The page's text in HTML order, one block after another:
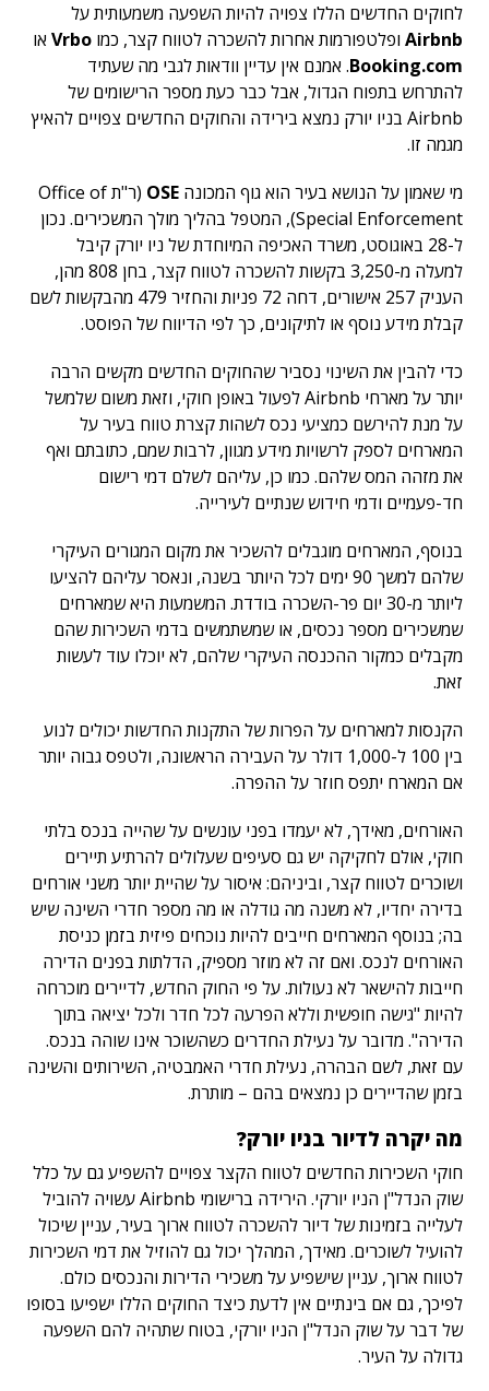
לחוקים החדשים הללו צפויה להיות השפעה משמעותית על
Airbnb ופלטפורמות אחרות להשכרה לטווח קצר, כמו Vrbo או
Booking.com. אמנם אין עדיין וודאות לגבי מה שעתיד
להתרחש בתפוח הגדול, אבל כבר כעת מספר הרישומים של
Airbnb בניו יורק נמצא בירידה והחוקים החדשים צפויים להאיץ
מגמה זו.
מי שאמון על הנושא בעיר הוא גוף המכונה OSE
(ר"ת Office of
Special Enforcement), המטפל בהליך מולך המשכירים. נכון
ל-28 באוגוסט, משרד האכיפה המיוחדת של ניו יורק קיבל
למעלה מ-3,250 בקשות להשכרה לטווח קצר, בחן 808 מהן,
העניק 257 אישורים, דחה 72 פניות והחזיר 479 מהבקשות לשם
קבלת מידע נוסף או לתיקונים, כך לפי הדיווח של הפוסט.
כדי להבין את השינוי נסביר שהחוקים החדשים מקשים הרבה
יותר על מארחי Airbnb לפעול באופן חוקי, וזאת משום שלמשל
על מנת להירשם כמציעי נכס לשהות קצרת טווח בעיר על
המארחים לספק לרשויות מידע מגוון, לרבות שמם, כתובתם ואף
את מזהה המס שלהם. כמו כן, עליהם לשלם דמי רישום
חד-פעמיים ודמי חידוש שנתיים לעירייה.
בנוסף, המארחים מוגבלים להשכיר את מקום המגורים העיקרי
שלהם למשך 90 ימים לכל היותר בשנה, ונאסר עליהם להציעו
ליותר מ-30 יום פר-השכרה בודדת. המשמעות היא שמארחים
שמשכירים מספר נכסים, או שמשתמשים בדמי השכירות שהם
מקבלים כמקור ההכנסה העיקרי שלהם, לא יוכלו עוד לעשות
זאת.
הקנסות למארחים על הפרות של התקנות החדשות יכולים לנוע
בין 100 ל-1,000 דולר על העבירה הראשונה, ולטפס גבוה יותר
אם המארח יתפס חוזר על ההפרה.
האורחים, מאידך, לא יעמדו בפני עונשים על שהייה בנכס בלתי
חוקי, אולם לחקיקה יש גם סעיפים שעלולים להרתיע תיירים
ושוכרים לטווח קצר, וביניהם: איסור על שהיית יותר משני אורחים
בדירה יחדיו, לא משנה מה גודלה או מה מספר חדרי השינה שיש
בה; בנוסף המארחים חייבים להיות נוכחים פיזית בזמן כניסת
האורחים לנכס. ואם זה לא מוזר מספיק, הדלתות בפנים הדירה
חייבות להישאר לא נעולות. על פי החוק החדש, לדיירים מוכרחה
להיות "גישה חופשית וללא הפרעה לכל חדר ולכל יציאה בתוך
הדירה". מדובר על נעילת החדרים כשהשוכר אינו שוהה בנכס.
עם זאת, לשם הבהרה, נעילת חדרי האמבטיה, השירותים והשינה
בזמן שהדיירים כן נמצאים בהם – מותרת.
מה יקרה לדיור בניו יורק?
חוקי השכירות החדשים לטווח הקצר צפויים להשפיע גם על כלל
שוק הנדל"ן הניו יורקי. הירידה ברישומי Airbnb עשויה להוביל
לעלייה בזמינות של דיור להשכרה לטווח ארוך בעיר, עניין שיכול
להועיל לשוכרים. מאידך, המהלך יכול גם להוזיל את דמי השכירות
לטווח ארוך, עניין שישפיע על משכירי הדירות והנכסים כולם.
לפיכך, גם אם בינתיים אין לדעת כיצד החוקים הללו ישפיעו בסופו
של דבר על שוק הנדל"ן הניו יורקי, בטוח שתהיה להם השפעה
גדולה על העיר.